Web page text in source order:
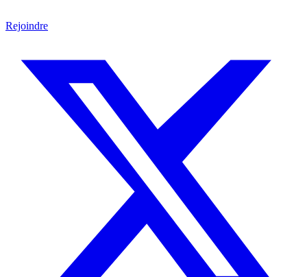
Rejoindre